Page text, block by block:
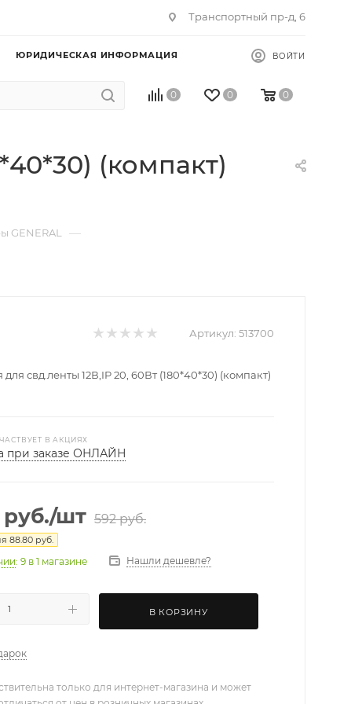
Транспортный пр-д, 6
ЮРИДИЧЕСКАЯ ИНФОРМАЦИЯ ВОЙТИ
0 0 0
(компакт)
GENERAL —
Артикул: 513700
свд.ленты 12В,IP 20, 60Вт (180*40*30) (компакт)
В АКЦИЯХ
при заказе ОНЛАЙН
руб./шт 592руб.
88.80 руб.
: 9 в 1 магазине Нашли дешевле?
В КОРЗИНУ
только для интернет-магазина и может